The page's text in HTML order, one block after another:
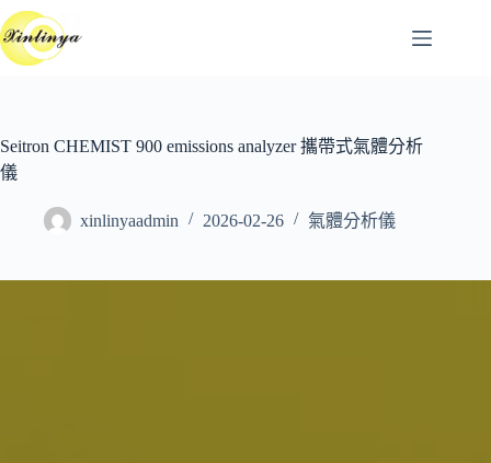
跳
至
主
容
Seitron CHEMIST 900 emissions analyzer 攜帶式氣體分析
儀
xinlinyaadmin 2026-02-26 氣體分析儀